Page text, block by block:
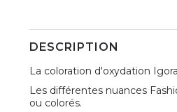
DESCRIPTION
La coloration d'oxydation
Les différentes nuances
ou colorés.